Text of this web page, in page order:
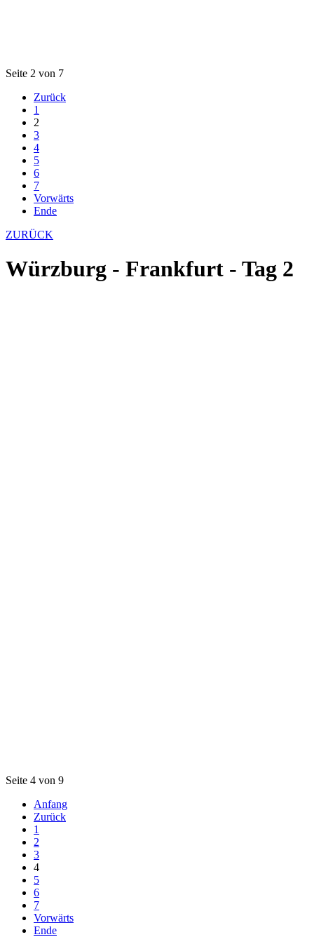
Seite 2 von 7
Zurück
1
2
3
4
5
6
7
Vorwärts
Ende
ZURÜCK
Würzburg - Frankfurt - Tag 2
Seite 4 von 9
Anfang
Zurück
1
2
3
4
5
6
7
Vorwärts
Ende